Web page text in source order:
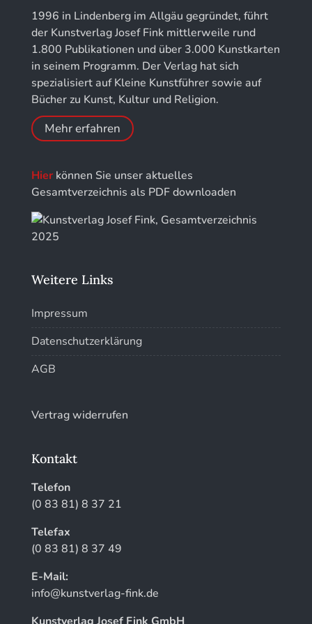
Kunstführer M
Kunstführer NO
Kunstführer PQ
Kunstführer R
Kunstführer Sch
Kunstführer St
Jahresschriften der DGC Deutsche Gesellschaft
für Chronometrie
Jahrbuch der Stiftung Thüringer Schlösser und
Gärten
1996 in Lindenberg im Allgäu gegründet, führt
der Kunstverlag Josef Fink mittlerweile rund
1.800 Publikationen und über 3.000 Kunstkarten
in seinem Programm. Der Verlag hat sich
spezialisiert auf Kleine Kunstführer sowie auf
Bücher zu Kunst, Kultur und Religion.
Mehr erfahren
Hierkönnen Sie unser aktuelles
Gesamtverzeichnis als PDF downloaden
Weitere Links
Impressum
Datenschutzerklärung
AGB
Vertrag widerrufen
Kontakt
Telefon
(0 83 81) 8 37 21
Telefax
(0 83 81) 8 37 49
E-Mail:
info@kunstverlag-fink.de
Kunstverlag Josef Fink GmbH